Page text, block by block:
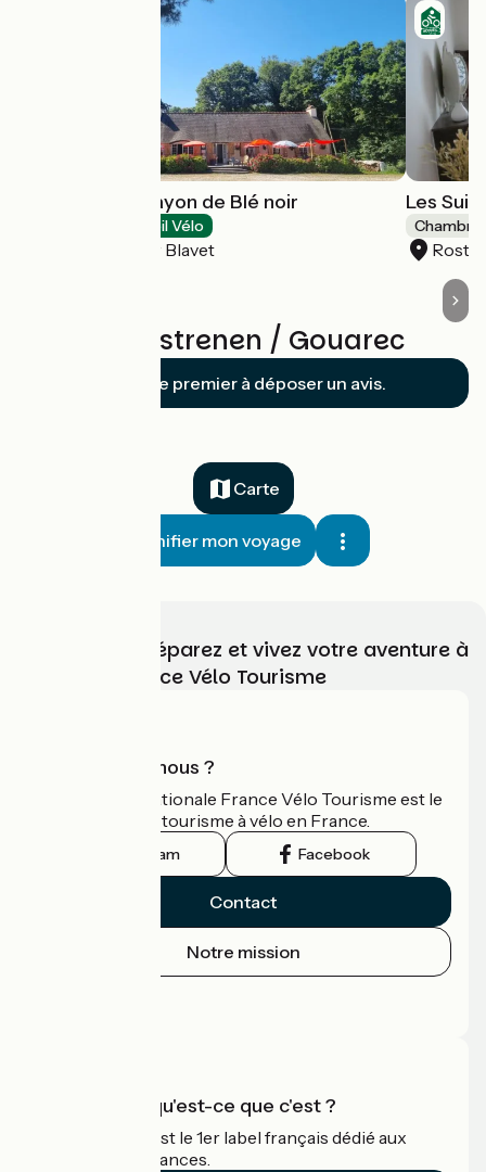
Camping - Un rayon de Blé noir
Accueil Vélo
Bon Repos sur Blavet
Les
Avis sur Rostrenen / Gouarec
Soyez le premier à déposer un avis.
Carte
Planifier mon voyage
Choisissez, préparez et vivez votre aventure à
vélo avec France Vélo Tourisme
Qui sommes-nous ?
L'association nationale France Vélo Tourisme est le
guide officiel du tourisme à vélo en France.
Instagram Facebook
Contact
Notre mission
Accueil Vélo qu'est-ce que c'est ?
Accueil Vélo c'est le 1er label français dédié aux
cyclistes en vacances.